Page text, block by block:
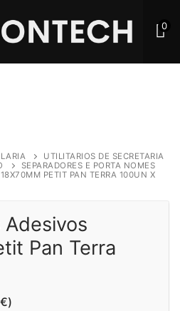
0
UTILITARIOS DE SECRETARIA
SEPARADORES E PORTA NOMES
PETIT PAN TERRA 100UN X
Pan Terra
€)